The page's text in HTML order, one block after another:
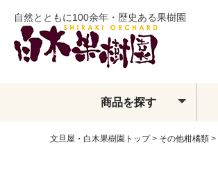
自然とともに100余年・歴史ある果樹園
商品を探す
土佐文旦
文旦屋・白木果樹園トップ その他柑橘類